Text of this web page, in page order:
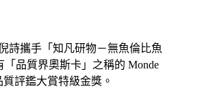
詩攜手「知凡研物－無魚倫比魚
「品質界奧斯卡」之稱的 Monde
質評鑑大賞特級金獎。